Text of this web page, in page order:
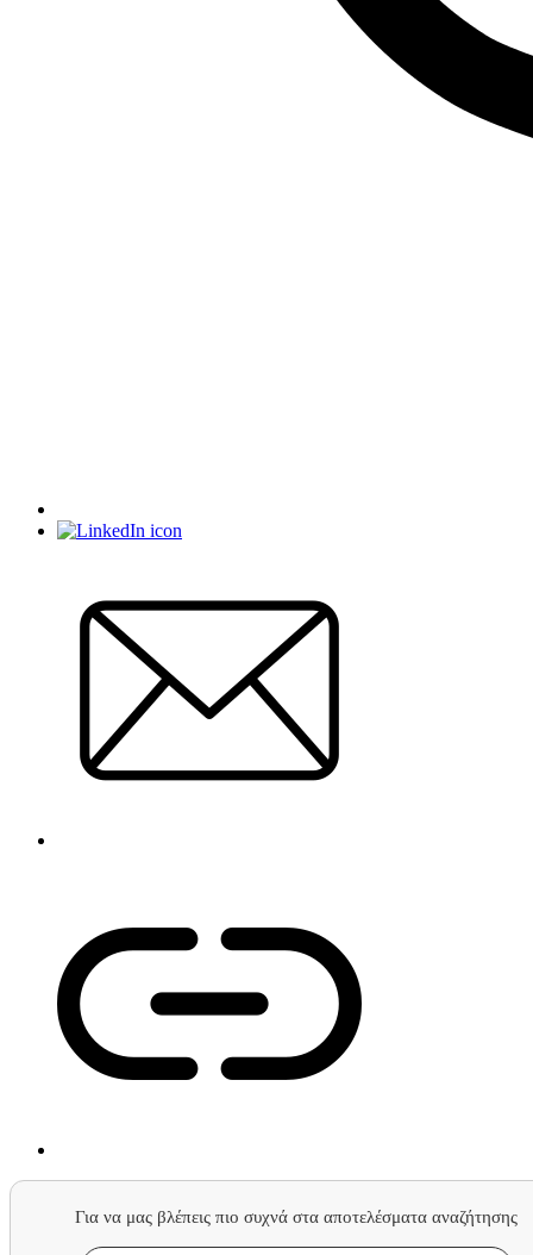
Για να μας βλέπεις πιο συχνά στα αποτελέσματα αναζήτησης